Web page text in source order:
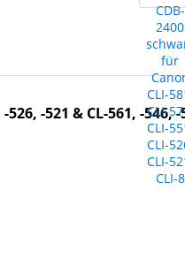
-521 & CL-561, -546, -